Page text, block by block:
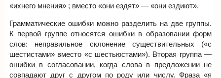
«ихнего мнения» ; вместо «они ездят» — «они ездиют».
Грамматические ошибки можно разделить на две группы.
К первой группе относятся ошибки в образовании форм
слов: неправильное склонение существительных («с
шестистами» вместо «с шестьюстами»). Вторая группа —
ошибки в согласовании, когда слова в предложении не
совпадают друг с другом по роду или числу. Фраза «я